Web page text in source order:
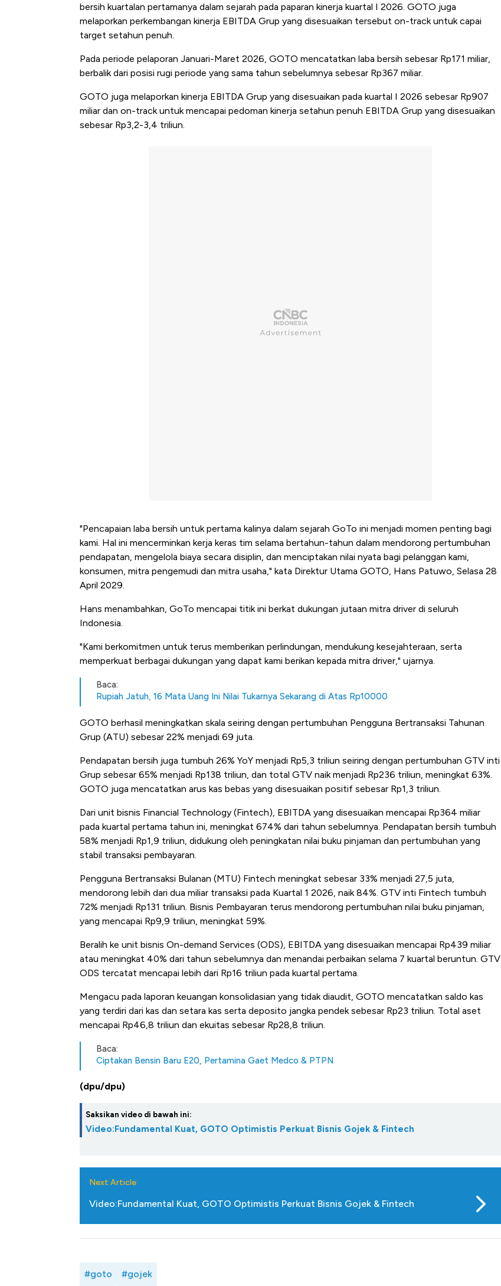
bersih kuartalan pertamanya dalam sejarah pada paparan kinerja kuartal I 2026. GOTO juga
melaporkan perkembangan kinerja EBITDA Grup yang disesuaikan tersebut on-track untuk capai
target setahun penuh.
Pada periode pelaporan Januari-Maret 2026, GOTO mencatatkan laba bersih sebesar Rp171 miliar,
berbalik dari posisi rugi periode yang sama tahun sebelumnya sebesar Rp367 miliar.
GOTO juga melaporkan kinerja EBITDA Grup yang disesuaikan pada kuartal I 2026 sebesar Rp907
miliar dan on-track untuk mencapai pedoman kinerja setahun penuh EBITDA Grup yang disesuaikan
sebesar Rp3,2-3,4 triliun.
"Pencapaian laba bersih untuk pertama kalinya dalam sejarah GoTo ini menjadi momen penting bagi
kami. Hal ini mencerminkan kerja keras tim selama bertahun-tahun dalam mendorong pertumbuhan
pendapatan, mengelola biaya secara disiplin, dan menciptakan nilai nyata bagi pelanggan kami,
konsumen, mitra pengemudi dan mitra usaha," kata Direktur Utama GOTO, Hans Patuwo, Selasa 28
April 2029.
Hans menambahkan, GoTo mencapai titik ini berkat dukungan jutaan mitra driver di seluruh
Indonesia.
"Kami berkomitmen untuk terus memberikan perlindungan, mendukung kesejahteraan, serta
memperkuat berbagai dukungan yang dapat kami berikan kepada mitra driver," ujarnya.
Baca:
Rupiah Jatuh, 16 Mata Uang Ini Nilai Tukarnya Sekarang di Atas Rp10000
GOTO berhasil meningkatkan skala seiring dengan pertumbuhan Pengguna Bertransaksi Tahunan
Grup (ATU) sebesar 22% menjadi 69 juta.
Pendapatan bersih juga tumbuh 26% YoY menjadi Rp5,3 triliun seiring dengan pertumbuhan GTV inti
Grup sebesar 65% menjadi Rp138 triliun, dan total GTV naik menjadi Rp236 triliun, meningkat 63%.
GOTO juga mencatatkan arus kas bebas yang disesuaikan positif sebesar Rp1,3 triliun.
Dari unit bisnis Financial Technology (Fintech), EBITDA yang disesuaikan mencapai Rp364 miliar
pada kuartal pertama tahun ini, meningkat 674% dari tahun sebelumnya. Pendapatan bersih tumbuh
58% menjadi Rp1,9 triliun, didukung oleh peningkatan nilai buku pinjaman dan pertumbuhan yang
stabil transaksi pembayaran.
Pengguna Bertransaksi Bulanan (MTU) Fintech meningkat sebesar 33% menjadi 27,5 juta,
mendorong lebih dari dua miliar transaksi pada Kuartal 1 2026, naik 84%. GTV inti Fintech tumbuh
72% menjadi Rp131 triliun. Bisnis Pembayaran terus mendorong pertumbuhan nilai buku pinjaman,
yang mencapai Rp9,9 triliun, meningkat 59%.
Beralih ke unit bisnis On-demand Services (ODS), EBITDA yang disesuaikan mencapai Rp439 miliar
atau meningkat 40% dari tahun sebelumnya dan menandai perbaikan selama 7 kuartal beruntun. GTV
ODS tercatat mencapai lebih dari Rp16 triliun pada kuartal pertama.
Mengacu pada laporan keuangan konsolidasian yang tidak diaudit, GOTO mencatatkan saldo kas
yang terdiri dari kas dan setara kas serta deposito jangka pendek sebesar Rp23 triliun. Total aset
mencapai Rp46,8 triliun dan ekuitas sebesar Rp28,8 triliun.
Baca:
Ciptakan Bensin Baru E20, Pertamina Gaet Medco & PTPN
(dpu/dpu)
Saksikan video di bawah ini:
Video:Fundamental Kuat, GOTO Optimistis Perkuat Bisnis Gojek & Fintech
Next Article
Video:Fundamental Kuat, GOTO Optimistis Perkuat Bisnis Gojek & Fintech
#goto #gojek
Tembaga Terbang ke Zona Berbahaya